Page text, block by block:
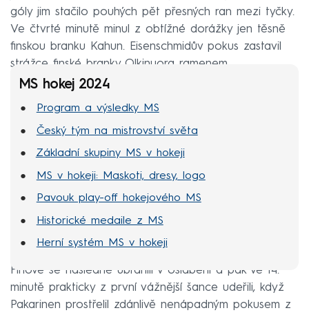
góly jim stačilo pouhých pět přesných ran mezi tyčky.
Ve čtvrté minutě minul z obtížné dorážky jen těsně
finskou branku Kahun. Eisenschmidův pokus zastavil
strážce finské branky Olkinuora ramenem.
MS hokej 2024
Program a výsledky MS
Český tým na mistrovství světa
Základní skupiny MS v hokeji
MS v hokeji: Maskoti, dresy, logo
Pavouk play-off hokejového MS
Historické medaile z MS
Herní systém MS v hokeji
Finové se následně ubránili v oslabení a pak ve 14.
minutě prakticky z první vážnější šance udeřili, když
Pakarinen prostřelil zdánlivě nenápadným pokusem z